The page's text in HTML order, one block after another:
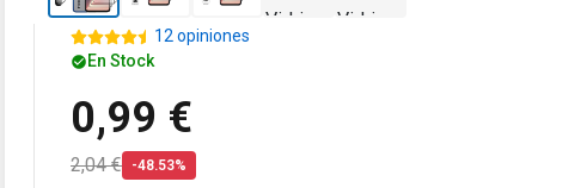
12 opiniones
En Stock
0,99 €
2,04 € -48.53%